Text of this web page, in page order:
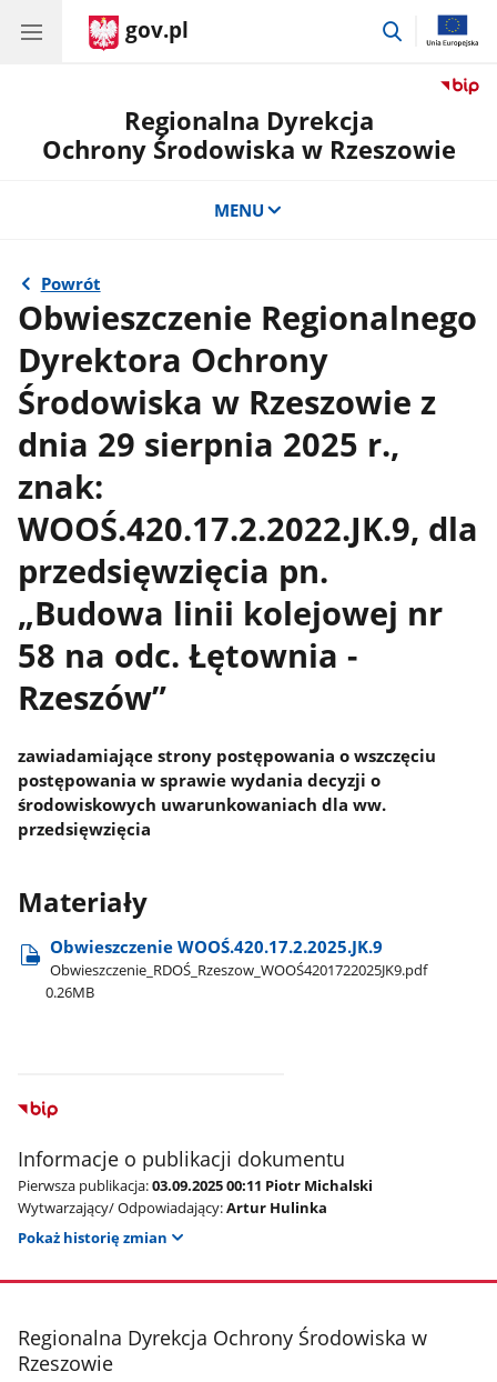
gov.pl
przejdź
Regionalna Dyrekcja
Ochrony Środowiska w Rzeszowie
MENU
Powrót
Obwieszczenie Regionalnego
Dyrektora Ochrony
Środowiska w Rzeszowie z
dnia 29 sierpnia 2025 r.,
znak:
WOOŚ.420.17.2.2022.JK.9, dla
przedsięwzięcia pn.
„Budowa linii kolejowej nr
58 na odc. Łętownia -
Rzeszów”
zawiadamiające strony postępowania o wszczęciu
postępowania w sprawie wydania decyzji o
środowiskowych uwarunkowaniach dla ww.
przedsięwzięcia
Materiały
Obwieszczenie WOOŚ.420.17.2.2025.JK.9
Obwieszczenie​_RDOŚ​_Rzeszow​_WOOŚ4201722025JK9.pdf
0.26MB
Informacje o publikacji dokumentu
Pierwsza publikacja:03.09.2025 00:11 Piotr Michalski
Wytwarzający/ Odpowiadający:Artur Hulinka
Pokaż historię zmian
stopka
Regionalna Dyrekcja Ochrony Środowiska w
Rzeszowie